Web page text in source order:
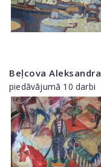
Beļcova Aleksandra
piedāvājumā 10 darbi